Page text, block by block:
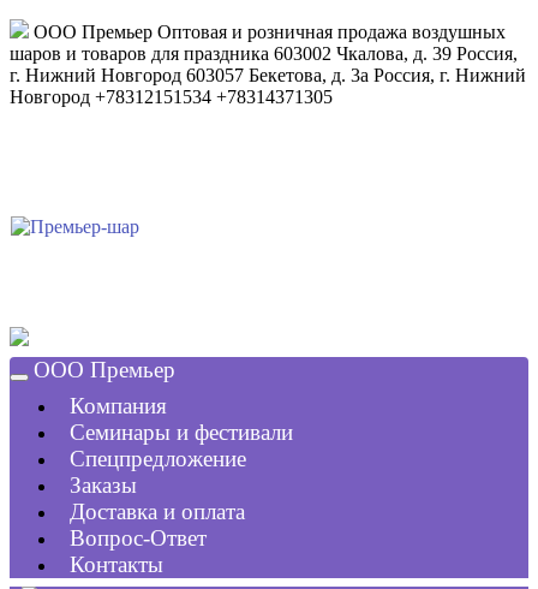
ООО Премьер Оптовая и розничная продажа воздушных
шаров и товаров для праздника 603002 Чкалова, д. 39 Россия,
г. Нижний Новгород 603057 Бекетова, д. 3а Россия, г. Нижний
Новгород +78312151534 +78314371305
ООО Премьер
Компания
Семинары и фестивали
Спецпредложение
Заказы
Доставка и оплата
Вопрос-Ответ
Контакты